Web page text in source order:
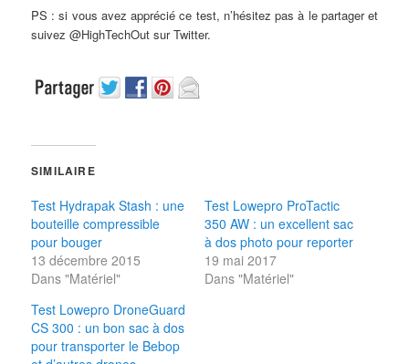
PS : si vous avez apprécié ce test, n’hésitez pas à le partager et
suivez @HighTechOut sur Twitter.
SIMILAIRE
Test Hydrapak Stash : une
bouteille compressible
pour bouger
13 décembre 2015
Dans "Matériel"
Test Lowepro ProTactic
350 AW : un excellent sac
à dos photo pour reporter
19 mai 2017
Dans "Matériel"
Test Lowepro DroneGuard
CS 300 : un bon sac à dos
pour transporter le Bebop